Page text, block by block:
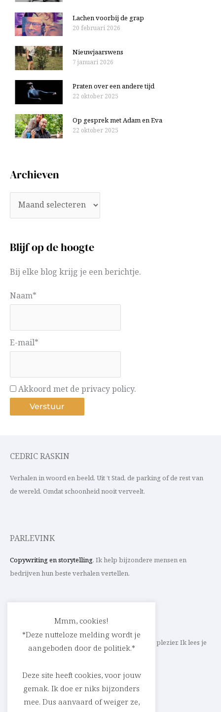
Lachen voorbij de grap
20 februari 2026
Nieuwjaarswens
7 januari 2026
Praten over een andere tijd
22 oktober 2025
Op gesprek met Adam en Eva
22 oktober 2025
Archieven
Blijf op de hoogte
Bij elke blog krijg je een berichtje.
Naam*
E-mail*
Akkoord met de privacy policy.
CEDRIC RASKIN
Verhalen in woord en beeld. Uit ’t Stad, de parking of de rest van
de wereld. Omdat schoonheid nooit verveelt.
PARLEVINK
Copywriting en storytelling. Ik help bijzondere mensen en
bedrijven hun beste verhalen vertellen.
Schrijf ik straks mee aan jouw verhaal? Met veel plezier. Ik lees je
heel graag op
cedric@parlevink.be
SOCIAL
Mmm, cookies!
*Deze nutteloze melding wordt je
aangeboden door de politiek.*
Deze site heeft cookies, voor jouw
gemak. Ik doe er niks bijzonders
mee. Dus aanvaard of weiger ze,